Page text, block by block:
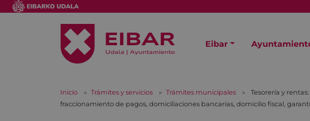
Eibar
Inicio Trámites y servicios Trámites municipales
Tesorería y
fraccionamiento de pagos, domiciliaciones bancarias, domicilio fiscal,